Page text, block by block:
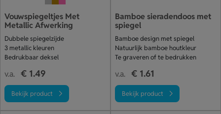
Vouwspiegeltjes Met
Metallic Afwerking
Dubbele spiegelzijde
3 metallic kleuren
Bedrukbaar deksel
v.a. € 1.49
Bekijk product
Bamboe sieradendoos met
spiegel
Bamboe design met spiegel
Natuurlijk bamboe houtkleur
Te graveren of te bedrukken
v.a. € 1.61
Bekijk product